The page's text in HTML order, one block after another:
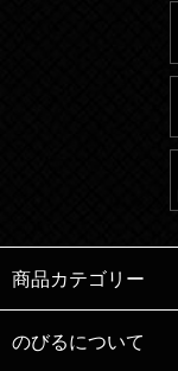
商品カテゴリー
のびるについて